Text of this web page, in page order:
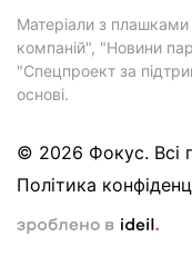
Матеріали з
компаній", "Новини
"Спецпроект за
основі.
© 2026 Фокус. Всі
Політика